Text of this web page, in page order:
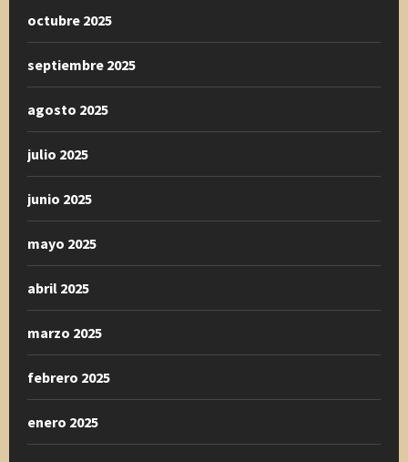
octubre 2025
septiembre 2025
agosto 2025
julio 2025
junio 2025
mayo 2025
abril 2025
marzo 2025
febrero 2025
enero 2025